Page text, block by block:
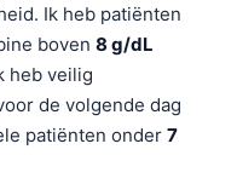
Ik heb patiënten
boven 8 g/dL
heb veilig
de volgende dag
patiënten onder 7